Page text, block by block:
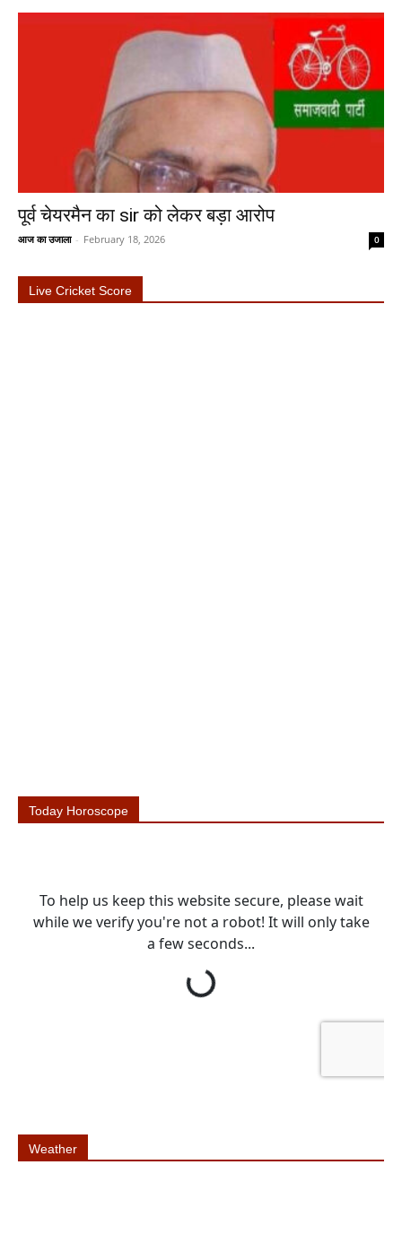
पूर्व चेयरमैन का sir को लेकर बड़ा आरोप
आज का उजाला - February 18, 2026 0
Live Cricket Score
Today Horoscope
Weather